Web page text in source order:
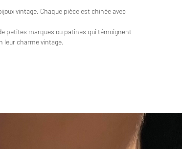
vintage. Chaque pièce est chinée avec
petites marques ou patines qui témoignent
leur charme vintage.